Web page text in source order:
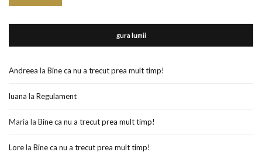
gura lumii
Andreea la Bine ca nu a trecut prea mult timp!
luana la Regulament
Maria la Bine ca nu a trecut prea mult timp!
Lorela Bine ca nu a trecut prea mult timp!